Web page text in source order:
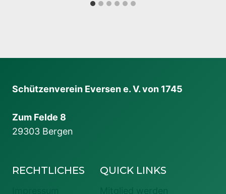
Schützenverein Eversen e. V. von 1745
Zum Felde 8
29303 Bergen
RECHTLICHES QUICK LINKS